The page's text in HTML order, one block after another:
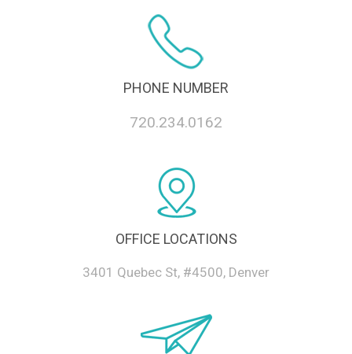
PHONE NUMBER
720.234.0162
OFFICE LOCATIONS
3401 Quebec St, #4500, Denver